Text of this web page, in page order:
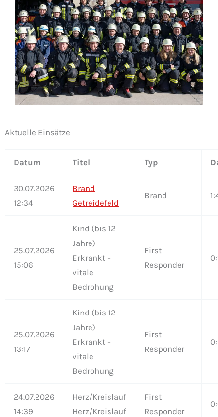
Aktuelle Einsätze
Datum Titel Typ
30.07.2026
12:34
Brand
Getreidefeld
Brand
25.07.2026
15:06
Kind (bis 12
Jahre)
Erkrankt –
vitale
Bedrohung
First
Responder
25.07.2026
13:17
Kind (bis 12
Jahre)
Erkrankt –
vitale
Bedrohung
First
Responder
24.07.2026
14:39
Herz/Kreislauf
Herz/Kreislauf
First
Responder